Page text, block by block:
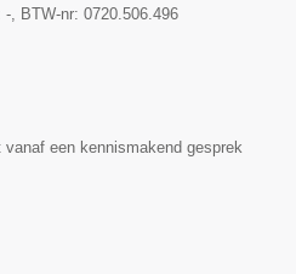
- , BTW-nr: 0720.506.496
een kennismakend gesprek